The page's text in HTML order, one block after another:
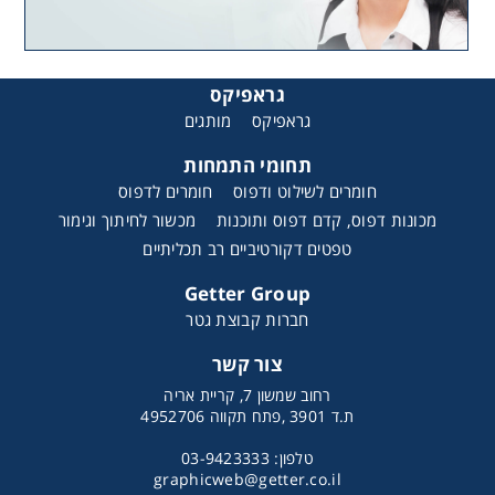
גראפיקס
גראפיקס מותגים
תחומי התמחות
חומרים לשילוט ודפוס
חומרים לדפוס
מכונות דפוס, קדם דפוס ותוכנות
מכשור לחיתוך וגימור
טפטים דקורטיביים רב תכליתיים
Getter Group
חברות קבוצת גטר
צור קשר
רחוב שמשון 7, קריית אריה
ת.ד 3901 ,פתח תקווה 4952706
טלפון: 03-9423333
graphicweb@getter.co.il